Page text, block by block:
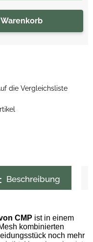
die Vergleichsliste
Beschreibung
CMP ist in einem
kombinierten
noch mehr